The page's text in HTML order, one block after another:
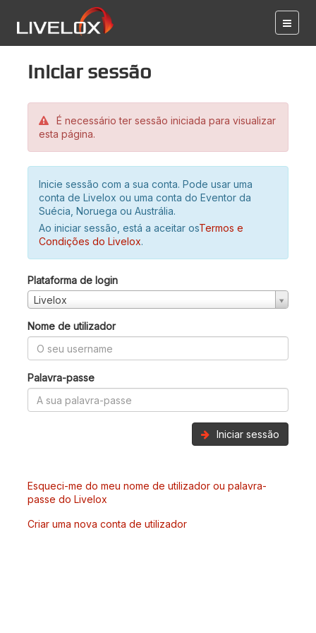
Iniciar sessão
É necessário ter sessão iniciada para visualizar
esta página.
Inicie sessão com a sua conta. Pode usar uma
conta de Livelox ou uma conta do Eventor da
Suécia, Noruega ou Austrália.
Ao iniciar sessão, está a aceitar osTermos e
Condições do Livelox.
Plataforma de login
Livelox
Nome de utilizador
Palavra-passe
Iniciar sessão
Esqueci-me do meu nome de utilizador ou palavra-
passe do Livelox
Criar uma nova conta de utilizador